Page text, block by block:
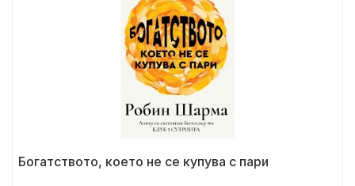
Богатството, което не се купува с пари